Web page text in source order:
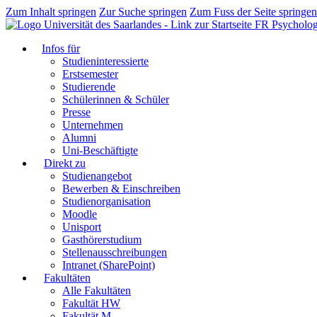
Zum Inhalt springen Zur Suche springen Zum Fuss der Seite springen
FR
Infos für
Studieninteressierte
Erstsemester
Studierende
Schülerinnen & Schüler
Presse
Unternehmen
Alumni
Uni-Beschäftigte
Direkt zu
Studienangebot
Bewerben & Einschreiben
Studienorganisation
Moodle
Unisport
Gasthörerstudium
Stellenausschreibungen
Intranet (SharePoint)
Fakultäten
Alle Fakultäten
Fakultät HW